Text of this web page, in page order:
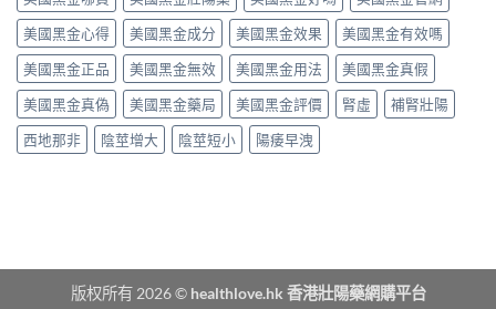
制
與
安
全
用
法
完
整
港
法
律
紅
線〉
中
法
與
副
作
用
完
整
評
測
之
一」
係
邊
層
意
思，
邊
美國黑金心得
美國黑金成分 美國黑金效果
美國黑金有效嗎
美國黑金正品
美國黑金無效 美國黑金用法
美國黑金真假
美國黑金真偽
美國黑金藥局 美國黑金評價 腎虛
補腎壯陽
西地那非
陰莖增大 陰莖短小 陽痿早洩
版权所有 2026 © healthlove.hk 香港壯陽藥網購平台